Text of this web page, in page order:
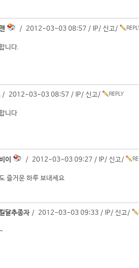
/ 2012-03-03 08:57 / IP/ 신고/
니다.
/ 2012-03-03 08:57 / IP/ 신고/
니다
이 / 2012-03-03 09:27 / IP/ 신고/
즐거운 하루 보내세요
달추종자 / 2012-03-03 09:33 / IP/ 신고/